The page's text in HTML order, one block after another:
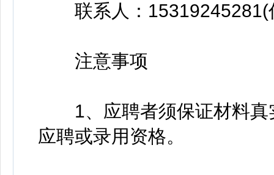
联系人：15319245281(
注意事项
1、应聘者须保证材料真
应聘或录用资格。